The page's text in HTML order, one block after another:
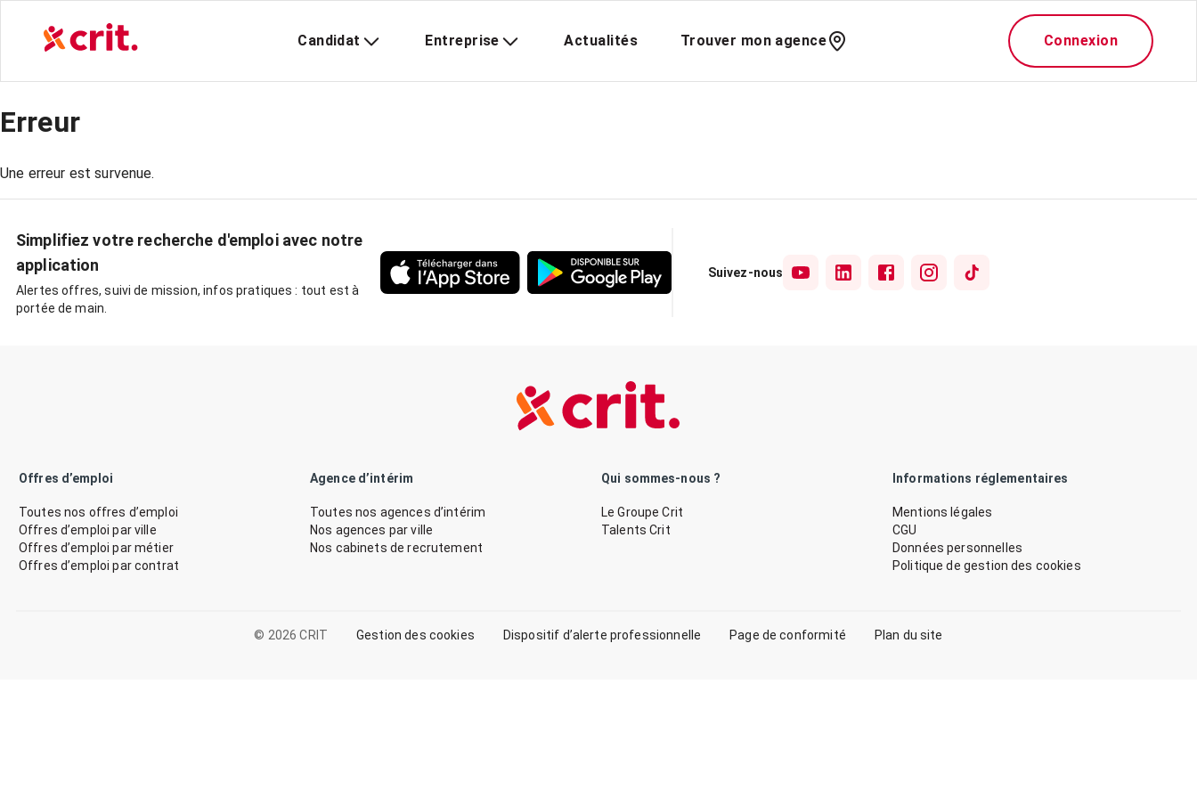
Candidat Entreprise Actualités Trouver mon agence Connexion
Erreur
Une erreur est survenue.
Simplifiez votre recherche d'emploi avec notre
application
Alertes offres, suivi de mission, infos pratiques : tout est à
portée de main.
Suivez-nous
Offres d’emploi
Toutes nos offres d’emploi
Offres d’emploi par ville
Offres d’emploi par métier
Offres d’emploi par contrat
Agence d’intérim
Toutes nos agences d’intérim
Nos agences par ville
Nos cabinets de recrutement
Qui sommes-nous ?
Le Groupe Crit
Talents Crit
Informations réglementaires
Mentions légales
CGU
Données personnelles
Politique de gestion des cookies
© 2026 CRIT Gestion des cookies Dispositif d’alerte professionnelle Page de conformité Plan du site